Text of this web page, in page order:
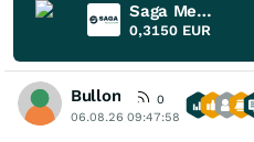
Saga Metals
0,3150 EUR
Bullon
0
06.08.26 09:47:58